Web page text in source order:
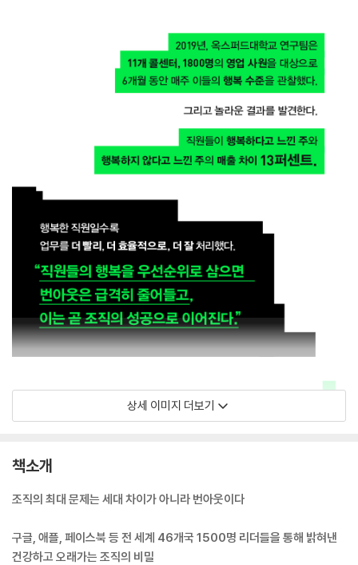
상세 이미지 더보기
책소개
조직의 최대 문제는 세대 차이가 아니라 번아웃이다
구글, 애플, 페이스북 등 전 세계 46개국 1500명 리더들을 통해 밝혀낸
건강하고 오래가는 조직의 비밀